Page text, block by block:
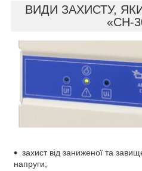
ВИДИ ЗАХИСТУ,
«СН-
захист від заниженої та
напруги;